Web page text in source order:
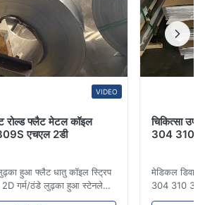
VIDEO
रोल्ड फ्लैट मेटल कॉइल
एचएल 2डी
हुआ फ्लैट धातु कॉइल स्ट्रिप
गर्म/ठंडे लुढ़का हुआ स्टेनलेस
316 309S 310 310S 316L
चिकित्सा
304 310
मेडिकल
304 310 316
रोल्ड कोल्ड